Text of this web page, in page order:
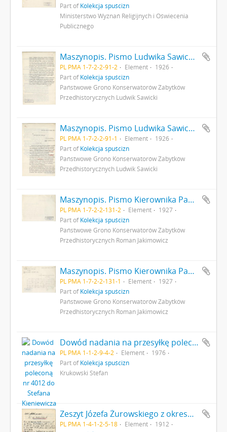
Part ofKolekcja spuścizn
Ministerstwo Wyznań Religijnych i Oświecenia
Publicznego
Maszynopis. Pismo Ludwika Sawickiego do Ministra Robót Publicznych z dnia 25 sierpnia 1926 r. - podanie o dofinansowanie badań archeologicznych a także opisujące rezultaty dotychczasowych badań archeologicznych w Gródku pow. Równe s. 2: cd. strona z pieczątką Działu Dokumentacji PMA
PL PMA 1-7-2-2-91-2 Element
1926
Part ofKolekcja spuścizn
Państwowe Grono Konserwatorów Zabytków
Przedhistorycznych Ludwik Sawicki
Maszynopis. Pismo Ludwika Sawickiego do Ministra Robót Publicznych z dnia 25 sierpnia 1926 r. - podanie o dofinansowanie badań archeologicznych a także opisujące rezultaty dotychczasowych badań archeologicznych w Gródku pow. Równe s. 1
PL PMA 1-7-2-2-91-1 Element
1926
Part ofKolekcja spuścizn
Państwowe Grono Konserwatorów Zabytków
Przedhistorycznych Ludwik Sawicki
Maszynopis. Pismo Kierownika Państwowego Grona Konserwatorów Zabytków Przedhistorycznych nr 354-IX z dn. 20 kwietnia 1927 r. do Ministerstwa Wyznań Religijnych i Oświecenia Publicznego odsyłające do ministerstwa pisemny wniosek (nr kanc. pisma 280) konserwatora M. Drewko z dn. 20 kwietnia 1927 r. o zasiłek na badania wykopaliskowe w Gródku pow. Równe w 1927 r. s. 2: strona z pieczątką Działu Dokumentacji PMA
PL PMA 1-7-2-2-131-2 Element
1927
Part ofKolekcja spuścizn
Państwowe Grono Konserwatorów Zabytków
Przedhistorycznych Roman Jakimowicz
Maszynopis. Pismo Kierownika Państwowego Grona Konserwatorów Zabytków Przedhistorycznych nr 354-IX z dn. 20 kwietnia 1927 r. do Ministerstwa Wyznań Religijnych i Oświecenia Publicznego odsyłające do ministerstwa pisemny wniosek (nr kanc. pisma 280) konserwatora M. Drewko z dn. 20 kwietnia 1927 r. o zasiłek na badania wykopaliskowe w Gródku pow. Równe w 1927 r. s. 1
PL PMA 1-7-2-2-131-1 Element
1927
Part ofKolekcja spuścizn
Państwowe Grono Konserwatorów Zabytków
Przedhistorycznych Roman Jakimowicz
Dowód nadania na przesyłkę poleconą nr 4012 do Stefana Kieniewicza 21 lutego 1976 r. - rewers
PL PMA 1-1-2-9-4-2 Element
1976
Part ofKolekcja spuścizn
Krukowski Stefan
Zeszyt Józefa Żurowskiego z okresu studiów na UJ zapisany od przodu i od tyłu rękopisem referatów strona 18: notatki w języku niemieckim "Wypiski z dzieła […]" cd.
PL PMA 1-4-1-2-5-18 Element
1912